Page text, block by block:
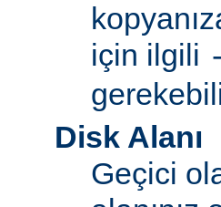
için ilgili
Disk Alanı
Geçici